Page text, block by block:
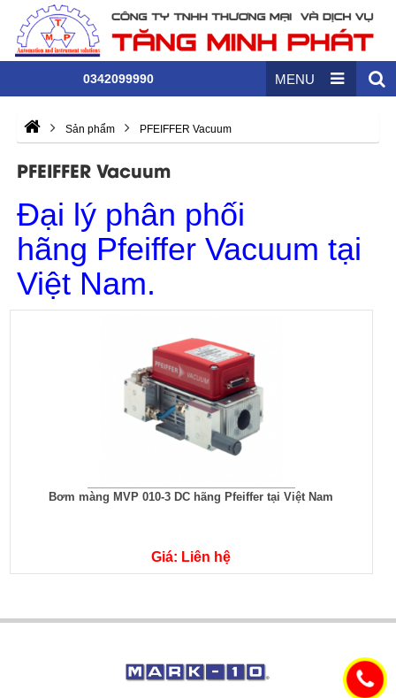
0342099990 MENU
Sản phẩm PFEIFFER Vacuum
PFEIFFER Vacuum
Đại lý phân phối
hãng Pfeiffer Vacuum tại
Việt Nam.
Bơm màng MVP 010-3 DC hãng Pfeiffer tại Việt Nam
Giá: Liên hệ